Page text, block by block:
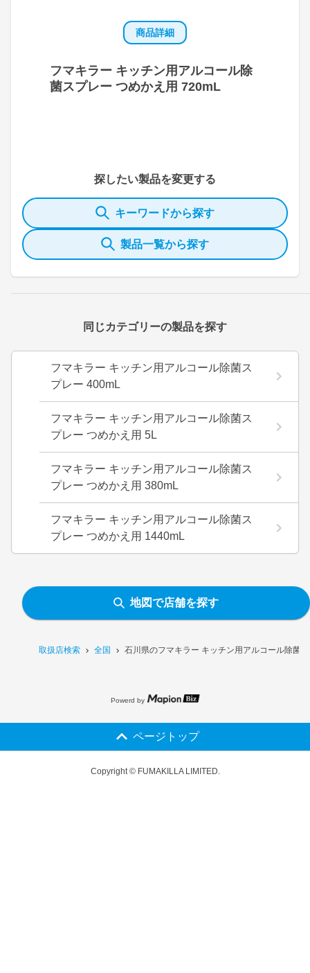
取扱店検索 全国 石川県のフマキラー キッチン用アルコール除菌
商品詳細
フマキラー キッチン用アルコール除
菌スプレー つめかえ用 720mL
探したい製品を変更する
キーワードから探す
製品一覧から探す
同じカテゴリーの製品を探す
フマキラー キッチン用アルコール除菌ス
プレー 400mL
フマキラー キッチン用アルコール除菌ス
プレー つめかえ用 5L
フマキラー キッチン用アルコール除菌ス
プレー つめかえ用 380mL
フマキラー キッチン用アルコール除菌ス
プレー つめかえ用 1440mL
地図で店舗を探す
Powerd by
ページトップ
Copyright © FUMAKILLA LIMITED.